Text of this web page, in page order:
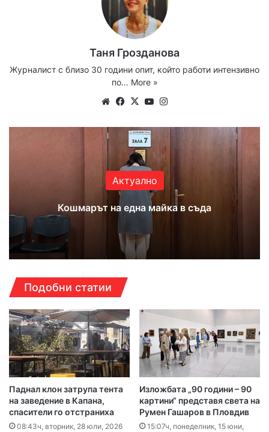
Таня Грозданова
Журналист с близо 30 години опит, който работи интензивно
по… More »
WebsiteFacebook
X YouTube
Актуално
Кошмарът на една майка в съда
Подобни статии
Паднал клон затрупа тента
на заведение в Капана,
спасители го отстраниха
08:43ч, вторник, 28 юли, 2026
Изложбата „90 години – 90
картини“ представя света на
Румен Гашаров в Пловдив
15:07ч, понеделник, 15 юни,